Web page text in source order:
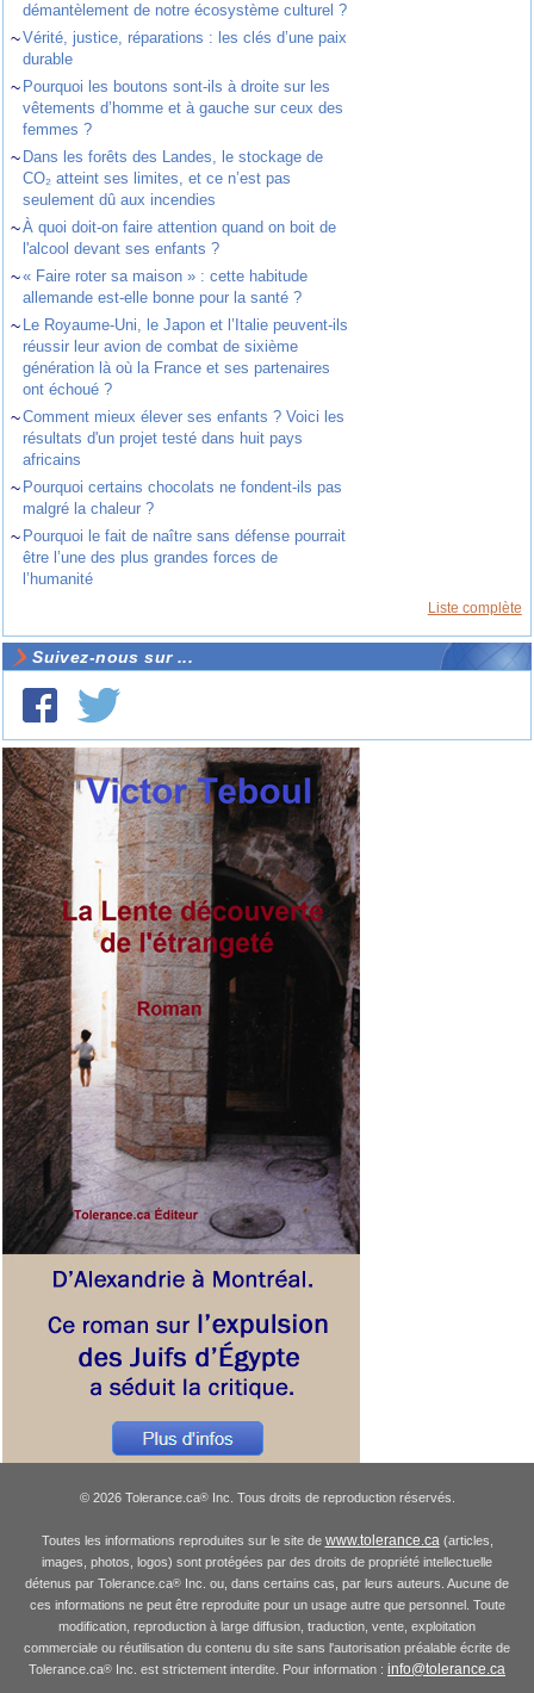
démantèlement de notre écosystème culturel ?
~Vérité, justice, réparations : les clés d’une paix
durable
~ Pourquoi les boutons sont-ils à droite sur les
vêtements d’homme et à gauche sur ceux des
femmes ?
~ Dans les forêts des Landes, le stockage de
CO₂ atteint ses limites, et ce n’est pas
seulement dû aux incendies
~À quoi doit-on faire attention quand on boit de
l'alcool devant ses enfants ?
~« Faire roter sa maison » : cette habitude
allemande est-elle bonne pour la santé ?
~ Le Royaume-Uni, le Japon et l’Italie peuvent-ils
réussir leur avion de combat de sixième
génération là où la France et ses partenaires
ont échoué ?
~Comment mieux élever ses enfants ? Voici les
résultats d'un projet testé dans huit pays
africains
~ Pourquoi certains chocolats ne fondent-ils pas
malgré la chaleur ?
~ Pourquoi le fait de naître sans défense pourrait
être l’une des plus grandes forces de
l’humanité
Liste complète
Suivez-nous sur ...
© 2026 Tolerance.ca®Inc. Tous droits de reproduction réservés.
Toutes les informations reproduites sur le site de www.tolerance.ca(articles,
images, photos, logos) sont protégées par des droits de propriété intellectuelle
détenus par Tolerance.ca® Inc. ou, dans certains cas, par leurs auteurs. Aucune de
ces informations ne peut être reproduite pour un usage autre que personnel. Toute
modification, reproduction à large diffusion, traduction, vente, exploitation
commerciale ou réutilisation du contenu du site sans l'autorisation préalable écrite de
Tolerance.ca® Inc. est strictement interdite. Pour information : info@tolerance.ca